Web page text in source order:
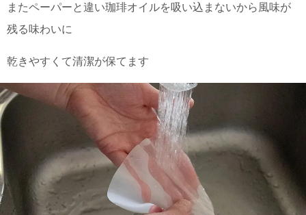
1030
円
11,000
上 無
ポス
ト投
またペーパーと違い珈琲オイルを吸い込まないから風味が
残る味わいに
乾きやすくて清潔が保てます